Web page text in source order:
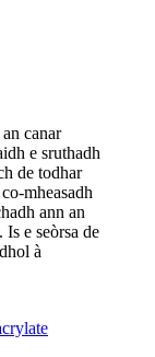
canar
e sruthadh
de todhar
mheasadh
ann an
e seòrsa de
à